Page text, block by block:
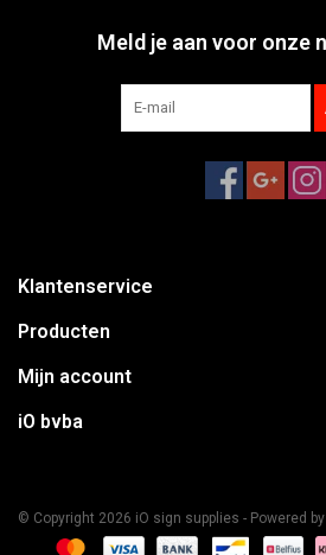
Meld je aan voor onze
Klantenservice
Producten
Mijn account
iO bvba
© Copyright 2026 iO sign supplies - Powered by